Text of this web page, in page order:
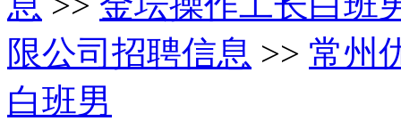
限公司招聘信息 >> 常州
白班男